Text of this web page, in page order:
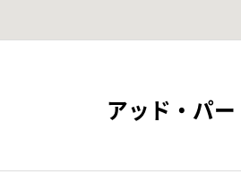
アッド・パ